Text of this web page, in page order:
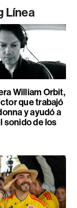
Línea
William Orbit,
que trabajó
y ayudó a
sonido de los